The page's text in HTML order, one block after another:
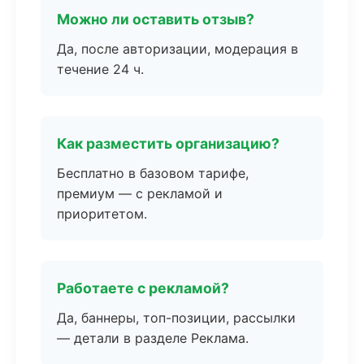
Можно ли оставить отзыв?
Да, после авторизации, модерация в
течение 24 ч.
Как разместить организацию?
Бесплатно в базовом тарифе,
премиум — с рекламой и
приоритетом.
Работаете с рекламой?
Да, баннеры, топ-позиции, рассылки
— детали в разделе Реклама.